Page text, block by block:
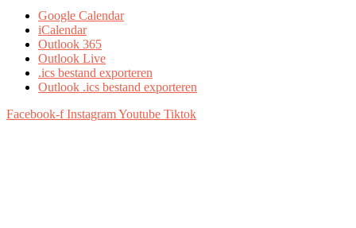
Google Calendar
iCalendar
Outlook 365
Outlook Live
.ics bestand exporteren
Outlook .ics bestand exporteren
Facebook-f InstagramYoutube Tiktok